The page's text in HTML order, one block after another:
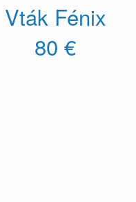
Vták Fénix
80 €